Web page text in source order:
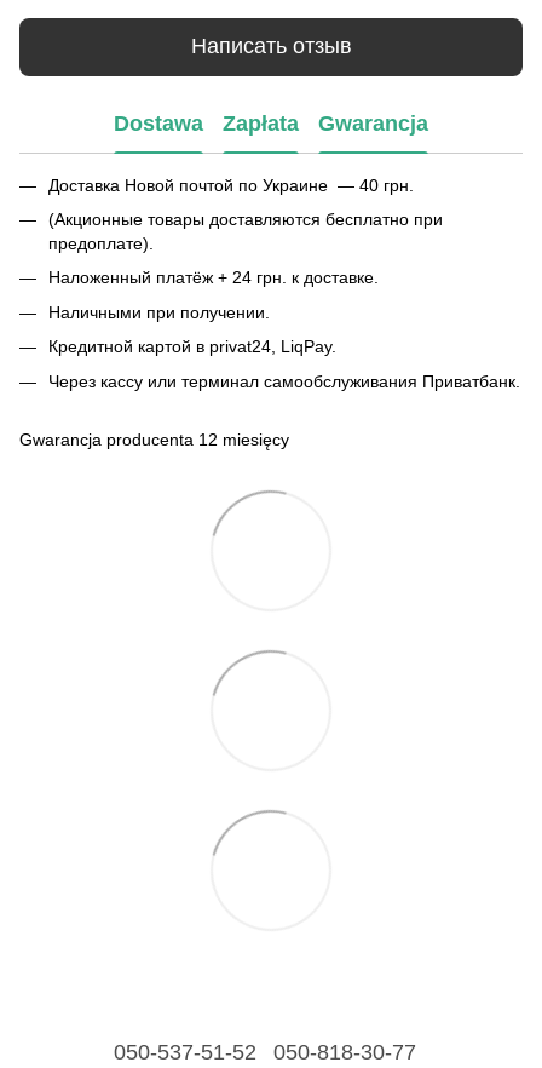
Написать отзыв
Dostawa Zapłata Gwarancja
Доставка Новой почтой по Украине — 40 грн.
(Акционные товары доставляются бесплатно при
предоплате).
Наложенный платёж + 24 грн. к доставке.
Наличными при получении.
Кредитной картой в privat24, LiqPay.
Через кассу или терминал самообслуживания Приватбанк.
Gwarancja producenta 12 miesięcy
050-537-51-52 050-818-30-77